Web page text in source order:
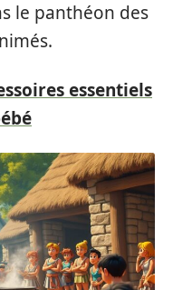
le panthéon des
essentiels